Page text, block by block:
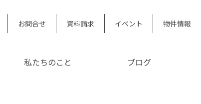
お問合せ 資料請求 イベント 物件情報
私たちのこと ブログ